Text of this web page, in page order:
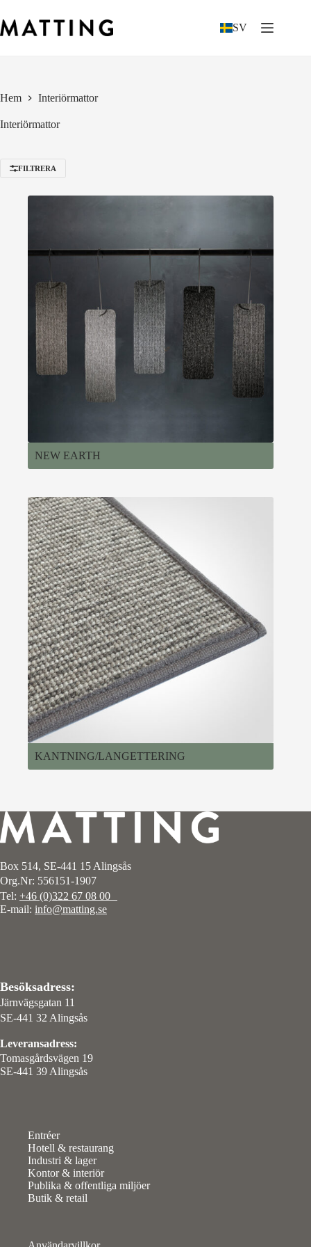
till
innehåll
SV
Hem Interiörmattor
Interiörmattor
FILTRERA
NEW EARTH
KANTNING/LANGETTERING
Box 514, SE-441 15 Alingsås
Org.Nr: 556151-1907
Tel: +46 (0)322 67 08 00
E-mail: info@matting.se
Besöksadress:
Järnvägsgatan 11
SE-441 32 Alingsås
Leveransadress:
Tomasgårdsvägen 19
SE-441 39 Alingsås
Entréer
Hotell & restaurang
Industri & lager
Kontor & interiör
Publika & offentliga miljöer
Butik & retail